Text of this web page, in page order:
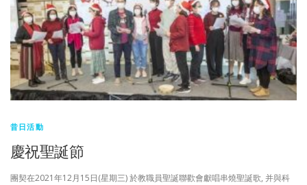
昔日活動
慶祝聖誕節
團契在2021年12月15日(星期三) 於教職員聖誕聯歡會獻唱串燒聖誕歌, 并與科